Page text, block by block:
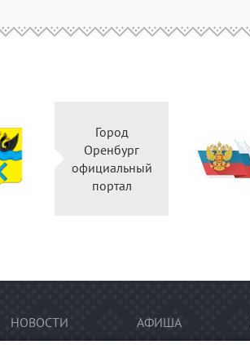
Город
Оренбург
официальный
портал
НОВОСТИ АФИША